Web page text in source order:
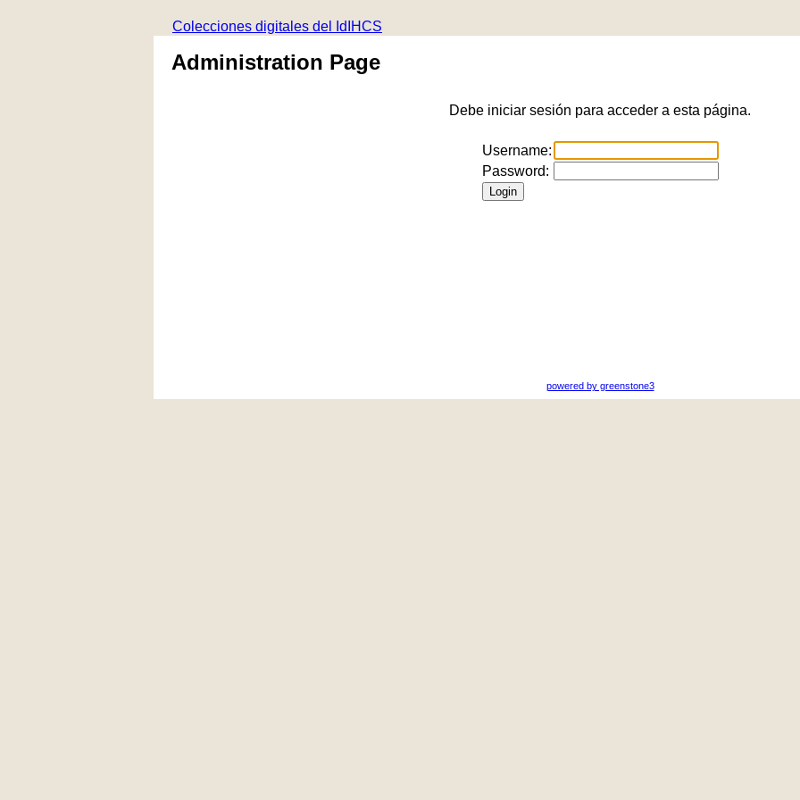
Colecciones digitales del IdIHCS
Administration Page
Debe iniciar sesión para acceder a esta página.
Username:
Password:
powered by greenstone3